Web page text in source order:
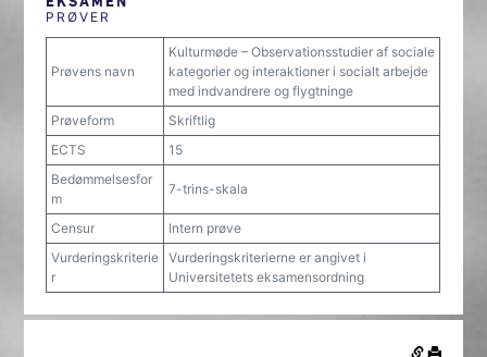
PRØVER
Prøvens navn
Kulturmøde – Observationsstudier af sociale
kategorier og interaktioner i socialt arbejde
med indvandrere og flygtninge
Prøveform
Skriftlig
ECTS
15
Bedømmelsesfor
m
7-trins-skala
Censur
Intern prøve
Vurderingskriterie
r
Vurderingskriterierne er angivet i
Universitetets eksamensordning